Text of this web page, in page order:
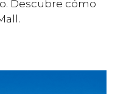
Descubre cómo